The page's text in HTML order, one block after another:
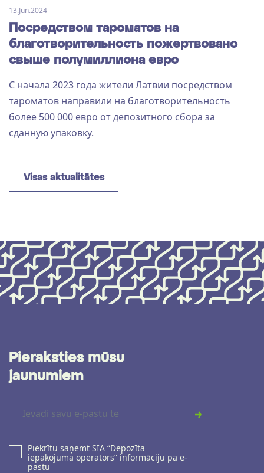
13.Jun.2024
Посредством тароматов на
благотворительность пожертвовано
свыше полумиллиона евро
С начала 2023 года жители Латвии посредством
тароматов направили на благотворительность
более 500 000 евро от депозитного сбора за
сданную упаковку.
Visas aktualitātes
Pieraksties mūsu
jaunumiem
Piekrītu saņemt SIA “Depozīta
iepakojuma operators” informāciju pa e-
pastu